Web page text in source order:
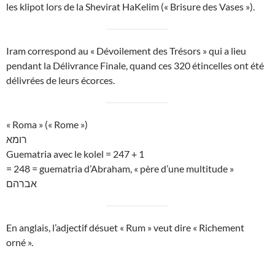
les klipot lors de la Shevirat HaKelim (« Brisure des Vases »).
Iram correspond au « Dévoilement des Trésors » qui a lieu
pendant la Délivrance Finale, quand ces 320 étincelles ont été
délivrées de leurs écorces.
« Roma » (« Rome »)
רומא
Guematria avec le kolel = 247 + 1
= 248 = guematria d’Abraham, « père d’une multitude »
אברהם
En anglais, l’adjectif désuet « Rum » veut dire « Richement
orné ».